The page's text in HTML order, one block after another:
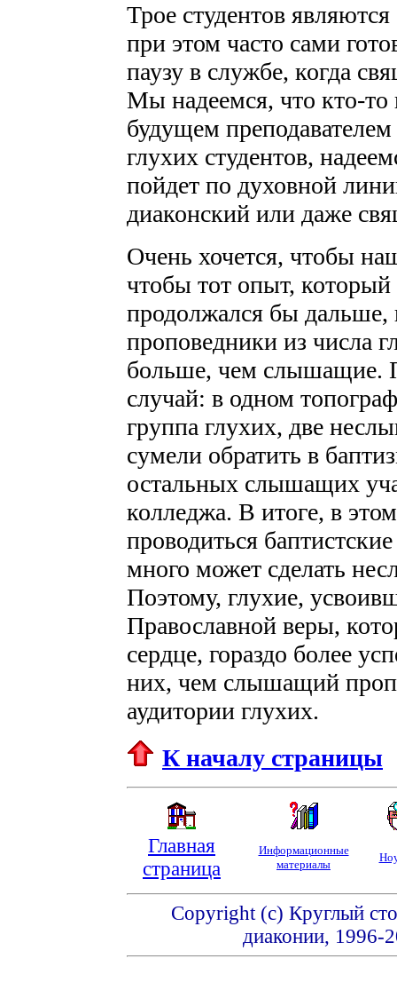
Трое студентов
при этом часто сами
паузу в службе, когда
Мы надеемся, что кто-то
будущем
глухих студентов,
пойдет по духовной
диаконский или даже
Очень хочется, чтобы
чтобы тот опыт, который
продолжался бы дальше,
проповедники из числа
больше, чем слышащие.
случай: в одном
группа глухих, две
сумели обратить в
остальных слышащих
колледжа. В итоге, в
проводиться
много может сделать
Поэтому, глухие,
Православной веры,
сердце, гораздо более
них, чем слышащий
аудитории глухих.
К началу страницы
Главная
страница
Информационные
материалы
Copyright (c) Круглый
диаконии, 1996-